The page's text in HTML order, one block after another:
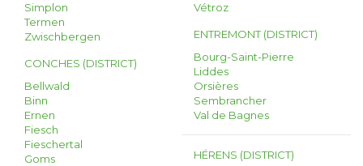
Simplon
Termen
Zwischbergen
CONCHES (DISTRICT)
Bellwald
Binn
Ernen
Fiesch
Fieschertal
Goms
Vétroz
ENTREMONT (DISTRICT)
Bourg-Saint-Pierre
Liddes
Orsières
Sembrancher
Val de Bagnes
HÉRENS (DISTRICT)